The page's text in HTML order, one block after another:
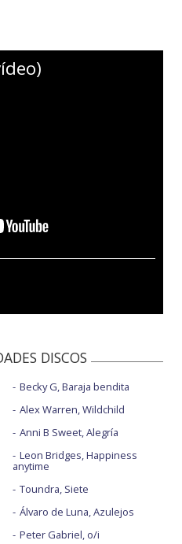
DISCOS
Becky G, Baraja bendita
Alex Warren, Wildchild
Anni B Sweet, Alegría
Leon Bridges, Happiness
anytime
Toundra, Siete
Álvaro de Luna, Azulejos
Peter Gabriel, o/i